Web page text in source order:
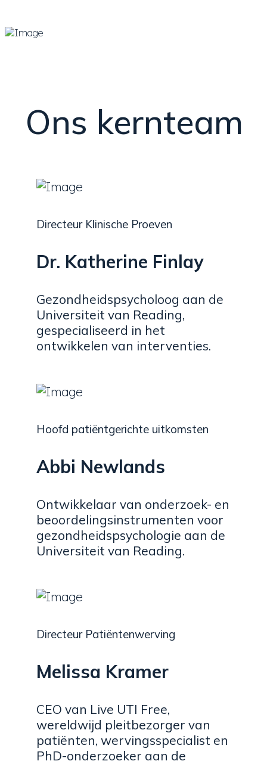
Ons kernteam
Directeur Klinische Proeven
Dr. Katherine Finlay
Gezondheidspsycholoog aan de
Universiteit van Reading,
gespecialiseerd in het
ontwikkelen van interventies.
Hoofd patiëntgerichte uitkomsten
Abbi Newlands
Ontwikkelaar van onderzoek- en
beoordelingsinstrumenten voor
gezondheidspsychologie aan de
Universiteit van Reading.
Directeur Patiëntenwerving
Melissa Kramer
CEO van Live UTI Free,
wereldwijd pleitbezorger van
patiënten, wervingsspecialist en
PhD-onderzoeker aan de